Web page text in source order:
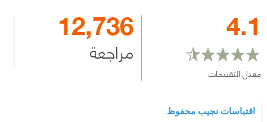
4.1
معدل التقييمات
12,736
مراجعة
اقتباسات نجيب محفوظ